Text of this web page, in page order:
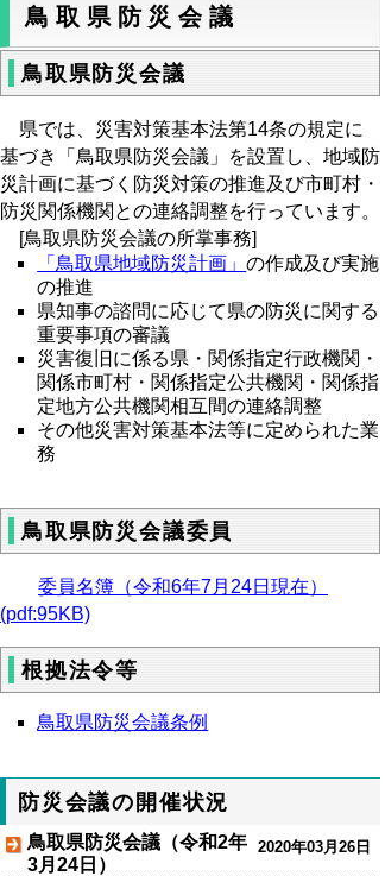
鳥取県防災会議
鳥取県防災会議
県では、災害対策基本法第14条の規定に
基づき「鳥取県防災会議」を設置し、地域防
災計画に基づく防災対策の推進及び市町村・
防災関係機関との連絡調整を行っています。
[鳥取県防災会議の所掌事務]
「鳥取県地域防災計画」の作成及び実施
の推進
県知事の諮問に応じて県の防災に関する
重要事項の審議
災害復旧に係る県・関係指定行政機関・
関係市町村・関係指定公共機関・関係指
定地方公共機関相互間の連絡調整
その他災害対策基本法等に定められた業
務
鳥取県防災会議委員
委員名簿（令和6年7月24日現在）
(pdf:95KB)
根拠法令等
鳥取県防災会議条例
防災会議の開催状況
2020年03月26日
鳥取県防災会議（令和2年
3月24日）